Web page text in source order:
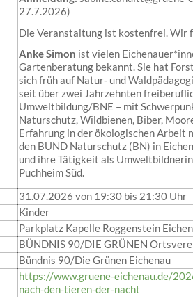
27.7.2026)
Die Veranstaltung ist kostenfrei. Wir
Anke Simon ist vielen
Gartenberatung bekannt. Sie hat
sich früh auf Natur‑ und
seit über zwei Jahrzehnten
Umweltbildung/BNE – mit
Naturschutz, Wildbienen, Biber,
Erfahrung in der ökologischen Arbeit
den BUND Naturschutz (BN) in
und ihre Tätigkeit als
Puchheim Süd.
31.07.2026 von 19:30bis 21:30 Uhr
Kinder
Parkplatz Kapelle Roggenstein
BÜNDNIS 90/DIE GRÜNEN
Bündnis 90/Die Grünen Eichenau
https://www.gruene-eichenau.de/
nach-den-tieren-der-nacht